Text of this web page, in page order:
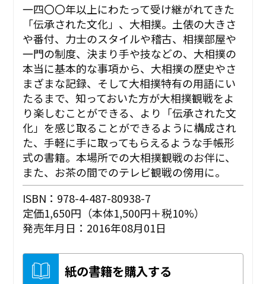
一四〇〇年以上にわたって受け継がれてきた
「伝承された文化」、大相撲。土俵の大きさ
や番付、力士のスタイルや稽古、相撲部屋や
一門の制度、決まり手や技などの、大相撲の
本当に基本的な事項から、大相撲の歴史やさ
まざまな記録、そして大相撲特有の用語にい
たるまで、知っておいた方が大相撲観戦をよ
り楽しむことができる、より「伝承された文
化」を感じ取ることができるように構成され
た、手軽に手に取ってもらえるような手帳形
式の書籍。本場所での大相撲観戦のお伴に、
また、お茶の間でのテレビ観戦の傍用に。
ISBN：978-4-487-80938-7
定価1,650円（本体1,500円＋税10%）
発売年月日：2016年08月01日
紙の書籍を購入する